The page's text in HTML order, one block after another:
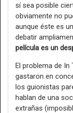
sí sea posible
obviamente no
aunque éste es
debatir
película es un
El problema de
gastaron en
los guionistas
hablan de una
extrañas